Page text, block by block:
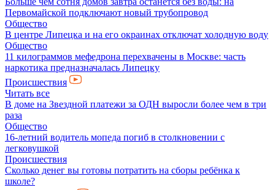
Первомайской подключают новый трубопровод
Общество
В центре Липецка и на его окраинах отключат холодную воду
Общество
11 килограммов мефедрона перехвачены в Москве: часть
наркотика предназначалась Липецку
Происшествия
Читать все
В доме на Звездной платежи за ОДН выросли более чем в три
раза
Общество
16-летний водитель мопеда погиб в столкновении с
легковушкой
Происшествия
Сколько денег вы готовы потратить на сборы ребёнка к
школе?